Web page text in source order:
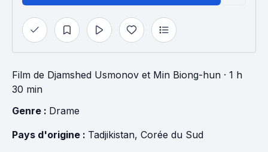
Film de Djamshed Usmonov et Min Biong-hun · 1 h
30 min
Genre : Drame
Pays d'origine : Tadjikistan, Corée du Sud